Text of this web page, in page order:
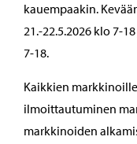
kauempaakin.
21.-22.5.2026 klo 7-
7-18.
Kaikkien
ilmoittautuminen
markkinoiden